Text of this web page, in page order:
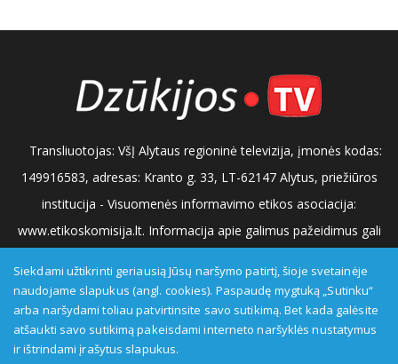
Transliuotojas: VšĮ Alytaus regioninė televizija, įmonės kodas:
149916583, adresas: Kranto g. 33, LT-62147 Alytus, priežiūros
institucija - Visuomenės informavimo etikos asociacija:
www.etikoskomisija.lt. Informacija apie galimus pažeidimus gali
arba Visuomenės informavimo etikos komisijai
(www.etikoskomisija.lt)
Tel/faks: 0 687 05056
Reklama:
0 687 05056
info@dzukijostv.lt
Siekdami užtikrinti geriausią Jūsų naršymo patirtį, šioje svetainėje
naudojame slapukus (angl. cookies). Paspaudę mygtuką „Sutinku“
arba naršydami toliau patvirtinsite savo sutikimą. Bet kada galėsite
atšaukti savo sutikimą pakeisdami interneto naršyklės nustatymus
ir ištrindami įrašytus slapukus.